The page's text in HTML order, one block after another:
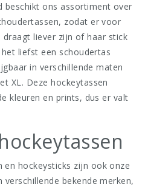
beschikt ons assortiment over
zodat er voor
liever zijn of haar stick
liefst een schoudertas
in verschillende maten
XL. Deze hockeytassen
kleuren en prints, dus er valt
en hockeysticks zijn ook onze
bekende merken,